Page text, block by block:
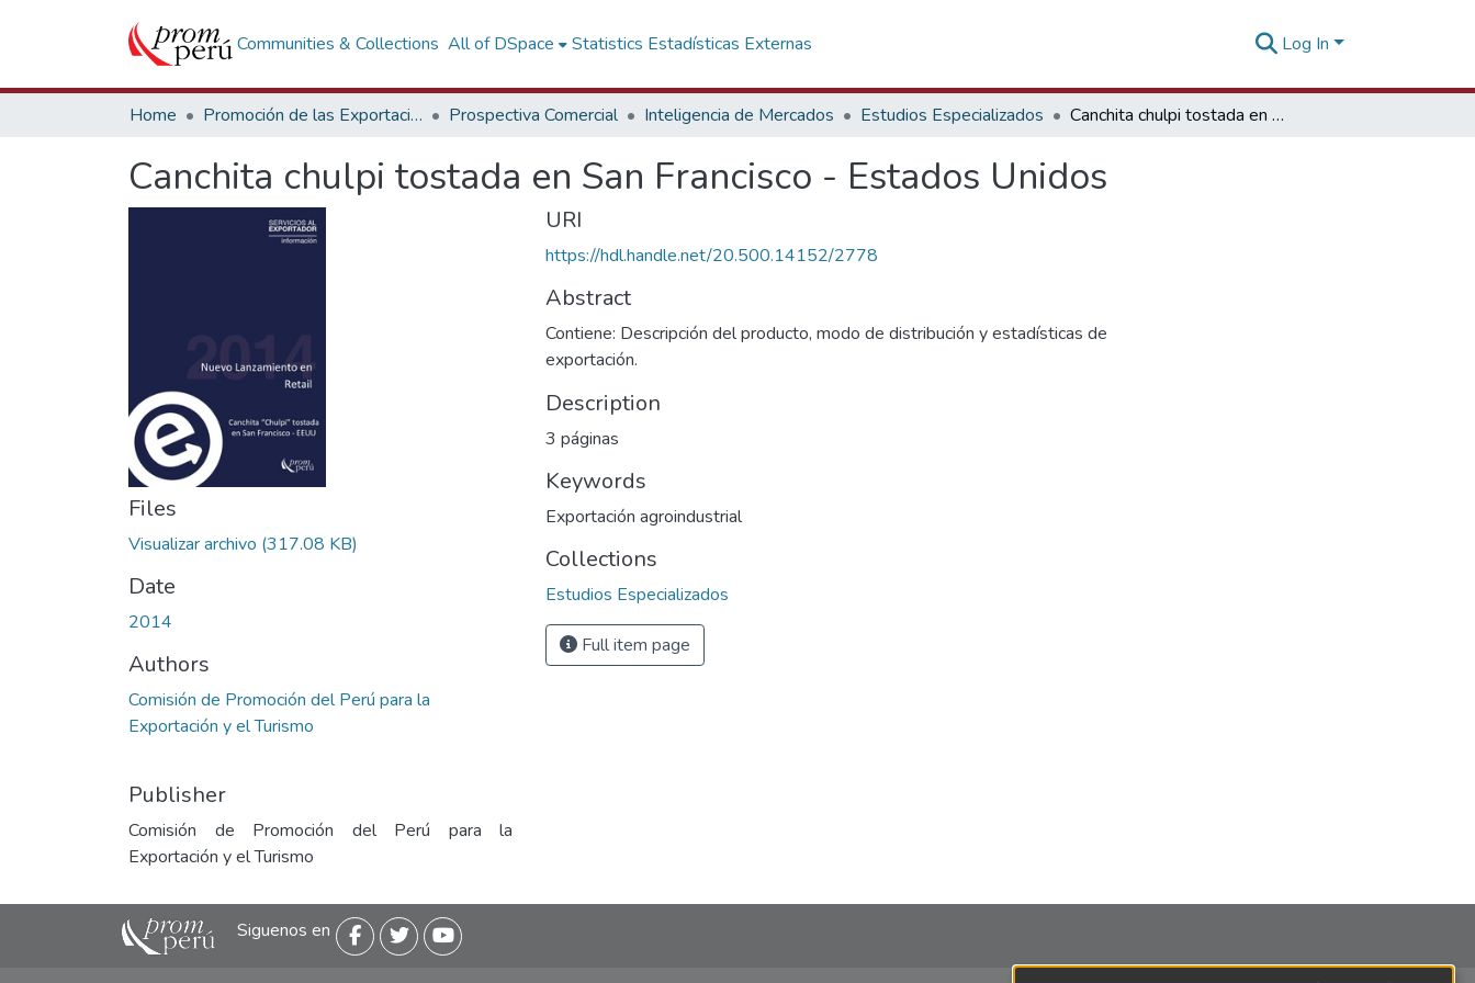
Communities & Collections All of DSpace Statistics Estadísticas Externas Log In
Home Promoción de las Exportaciones Prospectiva Comercial Inteligencia de Mercados Estudios Especializados Canchita chulpi tostada en San Francisco - Estados Unidos
Canchita chulpi tostada en San Francisco - Estados Unidos
Files
Visualizar archivo (317.08 KB)
Date
2014
Authors
Comisión de Promoción del Perú para la
Exportación y el Turismo
Publisher
Comisión de Promoción del Perú para la
Exportación y el Turismo
URI
https://hdl.handle.net/20.500.14152/2778
Abstract
Contiene: Descripción del producto, modo de distribución y estadísticas de
exportación.
Description
3 páginas
Keywords
Exportación agroindustrial
Collections
Estudios Especializados
Full item page
Siguenos en